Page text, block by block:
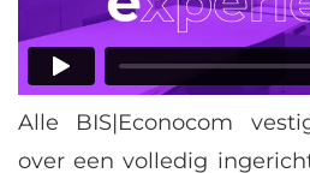
Alle BIS|Econocom
over een volledig